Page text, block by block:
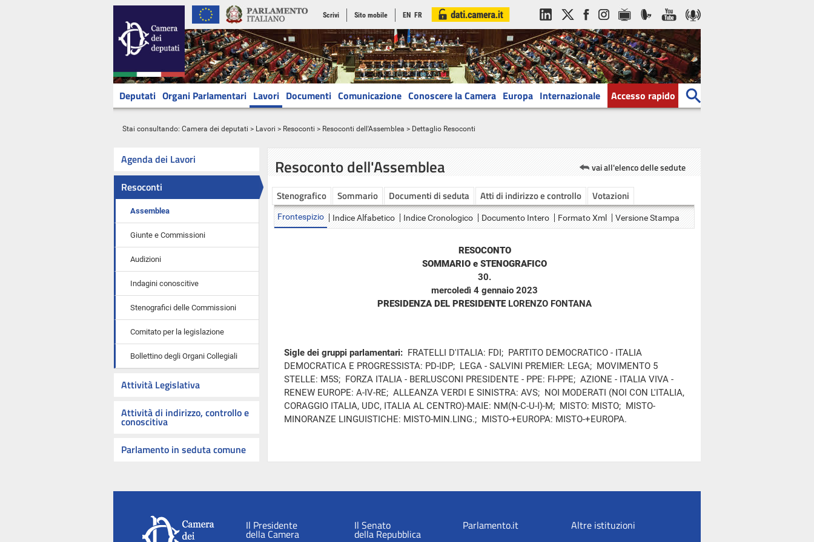
Scrivi Sito mobile EN FR
Deputati Organi Parlamentari Lavori Documenti Comunicazione Conoscere la Camera Europa Internazionale Accesso rapido
Stai consultando: Camera dei deputati > Lavori > Resoconti > Resoconti dell'Assemblea > Dettaglio Resoconti
Agenda dei Lavori
Resoconti
Assemblea
Giunte e Commissioni
Audizioni
Indagini conoscitive
Stenografici delle Commissioni
Comitato per la legislazione
Bollettino degli Organi Collegiali
Attività Legislativa
Attività di indirizzo, controllo e
conoscitiva
Parlamento in seduta comune
Resoconto dell'Assemblea vai all'elenco delle sedute
Stenografico Sommario Documenti di seduta Atti di indirizzo e controllo Votazioni
Frontespizio Indice Alfabetico Indice Cronologico Documento Intero Formato Xml Versione Stampa
RESOCONTO
SOMMARIO e STENOGRAFICO
30.
mercoledì 4 gennaio 2023
PRESIDENZA DEL PRESIDENTE LORENZO FONTANA
Sigle dei gruppi parlamentari: FRATELLI D'ITALIA: FDI; PARTITO DEMOCRATICO - ITALIA
DEMOCRATICA E PROGRESSISTA: PD-IDP; LEGA - SALVINI PREMIER: LEGA; MOVIMENTO 5
STELLE: M5S; FORZA ITALIA - BERLUSCONI PRESIDENTE - PPE: FI-PPE; AZIONE - ITALIA VIVA -
RENEW EUROPE: A-IV-RE; ALLEANZA VERDI E SINISTRA: AVS; NOI MODERATI (NOI CON L'ITALIA,
CORAGGIO ITALIA, UDC, ITALIA AL CENTRO)-MAIE: NM(N-C-U-I)-M; MISTO: MISTO; MISTO-
MINORANZE LINGUISTICHE: MISTO-MIN.LING.; MISTO-+EUROPA: MISTO-+EUROPA.
Il Presidente
della Camera
Il Senato
della Repubblica
Parlamento.it Altre istituzioni